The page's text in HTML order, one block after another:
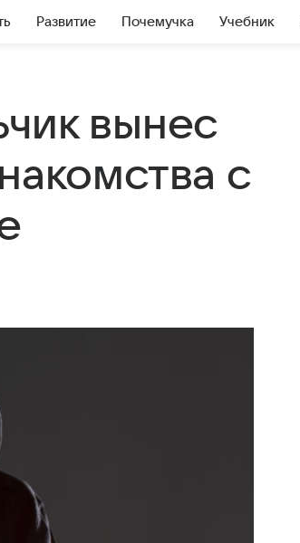
Развитие Почемучка Учебник
вынес
с